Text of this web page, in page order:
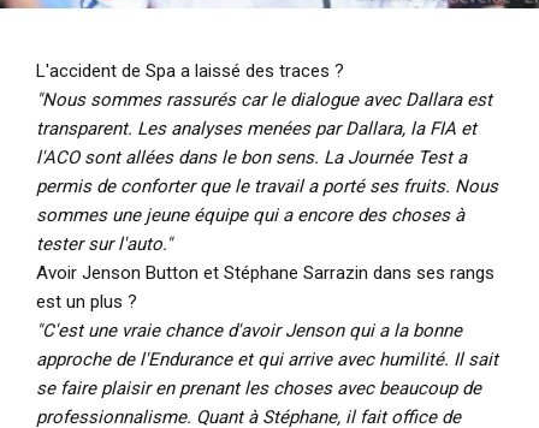
L'accident de Spa a laissé des traces ?
"Nous sommes rassurés car le dialogue avec Dallara est
transparent. Les analyses menées par Dallara, la FIA et
l'ACO sont allées dans le bon sens. La Journée Test a
permis de conforter que le travail a porté ses fruits. Nous
sommes une jeune équipe qui a encore des choses à
tester sur l'auto."
Avoir Jenson Button et Stéphane Sarrazin dans ses rangs
est un plus ?
"C'est une vraie chance d'avoir Jenson qui a la bonne
approche de l'Endurance et qui arrive avec humilité. Il sait
se faire plaisir en prenant les choses avec beaucoup de
professionnalisme. Quant à Stéphane, il fait office de